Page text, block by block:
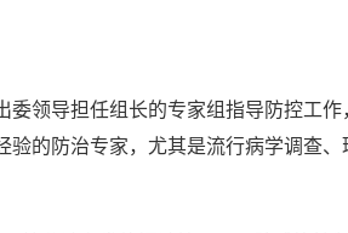
领导担任组长的专家组指导防控工作
验的防治专家，尤其是流行病学调查、